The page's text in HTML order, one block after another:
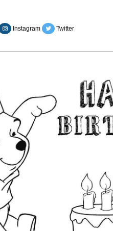
Instagram Twitter